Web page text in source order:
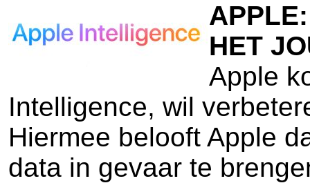
HET
Apple
Intelligence, wil
Hiermee belooft Apple
data in gevaar te